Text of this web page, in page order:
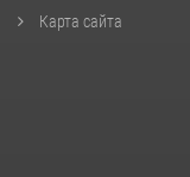
Карта сайта